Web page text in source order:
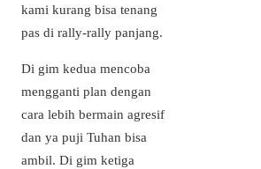
kami kurang bisa tenang
pas di rally-rally panjang.
Di gim kedua mencoba
mengganti plan dengan
cara lebih bermain agresif
dan ya puji Tuhan bisa
ambil. Di gim ketiga